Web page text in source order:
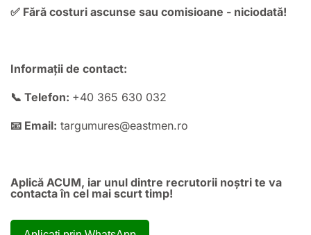
✅ Fără costuri ascunse sau comisioane - niciodată!
Informații de contact:
📞 Telefon: +40 365 630 032
📧 Email: targumures@eastmen.ro
Aplică ACUM, iar unul dintre recrutorii noștri te va
contacta în cel mai scurt timp!